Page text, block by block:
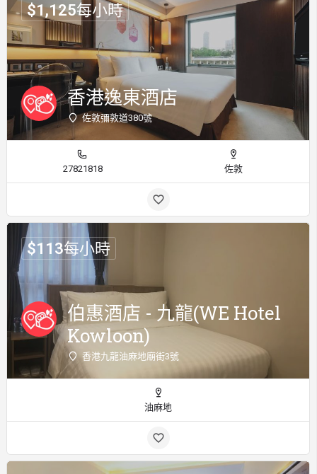
香港逸東酒店
佐敦彌敦道380號
$1,125每小時
27821818 佐敦
伯惠酒店 - 九龍(WE Hotel
Kowloon)
香港九龍油麻地廟街3號
$113每小時
油麻地